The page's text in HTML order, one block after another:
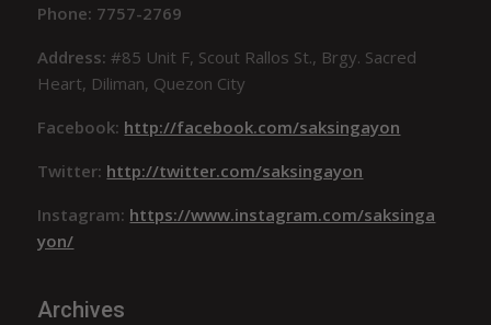
Phone: 7757-2769
Address:#85 Unit F, Scout Rallos St., Brgy. Sacred
Heart, Diliman, Quezon City
Facebook: http://facebook.com/saksingayon
Twitter: http://twitter.com/saksingayon
Instagram: https://www.instagram.com/saksinga
yon/
Archives